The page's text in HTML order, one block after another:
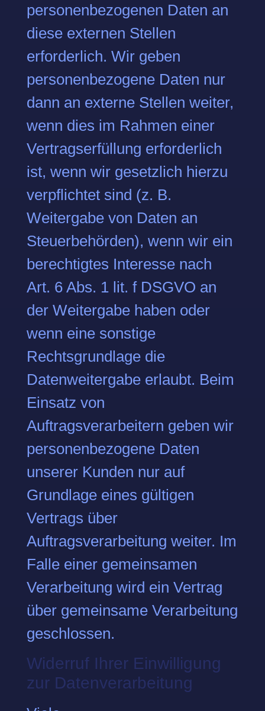
personenbezogenen Daten an
diese externen Stellen
erforderlich. Wir geben
personenbezogene Daten nur
dann an externe Stellen weiter,
wenn dies im Rahmen einer
Vertragserfüllung erforderlich
ist, wenn wir gesetzlich hierzu
verpflichtet sind (z. B.
Weitergabe von Daten an
Steuerbehörden), wenn wir ein
berechtigtes Interesse nach
Art. 6 Abs. 1 lit. f DSGVO an
der Weitergabe haben oder
wenn eine sonstige
Rechtsgrundlage die
Datenweitergabe erlaubt. Beim
Einsatz von
Auftragsverarbeitern geben wir
personenbezogene Daten
unserer Kunden nur auf
Grundlage eines gültigen
Vertrags über
Auftragsverarbeitung weiter. Im
Falle einer gemeinsamen
Verarbeitung wird ein Vertrag
über gemeinsame Verarbeitung
geschlossen.
Widerruf Ihrer Einwilligung
zur Datenverarbeitung